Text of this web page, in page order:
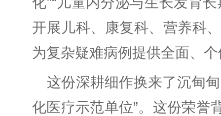
开展儿科、康复科、营养科
为复杂疑难病例提供全面、
这份深耕细作换来了沉甸
化医疗示范单位”。这份荣誉